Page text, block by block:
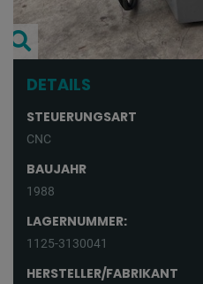
DETAILS
STEUERUNGSART
CNC
BAUJAHR
1988
LAGERNUMMER:
1125-3130041
HERSTELLER/FABRIKANT